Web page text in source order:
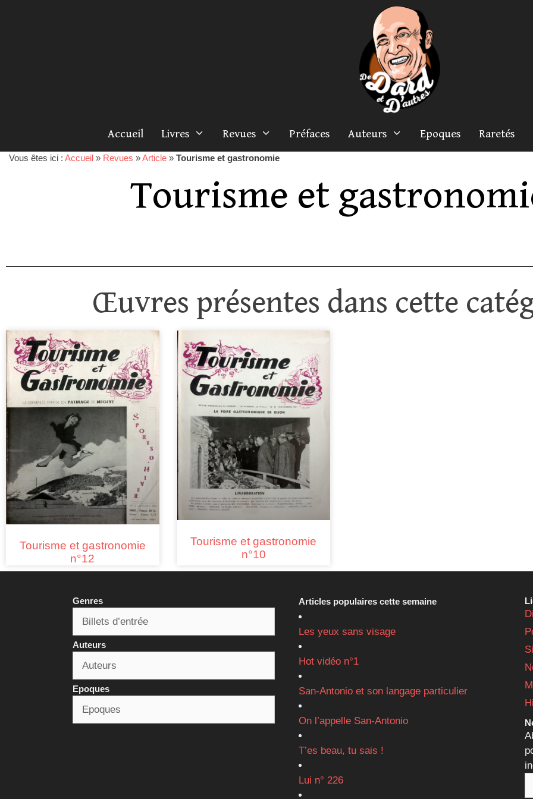
Accueil Livres Revues Préfaces Auteurs Epoques Raretés
Vous êtes ici : Accueil » Revues »Article » Tourisme et gastronomie
Tourisme et
Œuvres présentes dans cette
Tourisme et gastronomie
n°12
Tourisme et gastronomie
n°10
Genres
Auteurs
Epoques
Articles populaires cette semaine
Les yeux sans visage
Hot vidéo n°1
San-Antonio et son langage particulier
On l’appelle San-Antonio
T’es beau, tu sais !
Lui n° 226